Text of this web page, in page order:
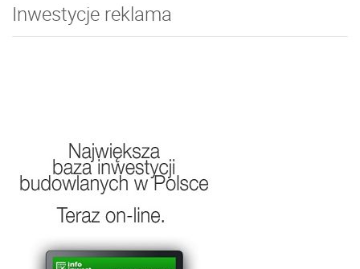
Inwestycje reklama